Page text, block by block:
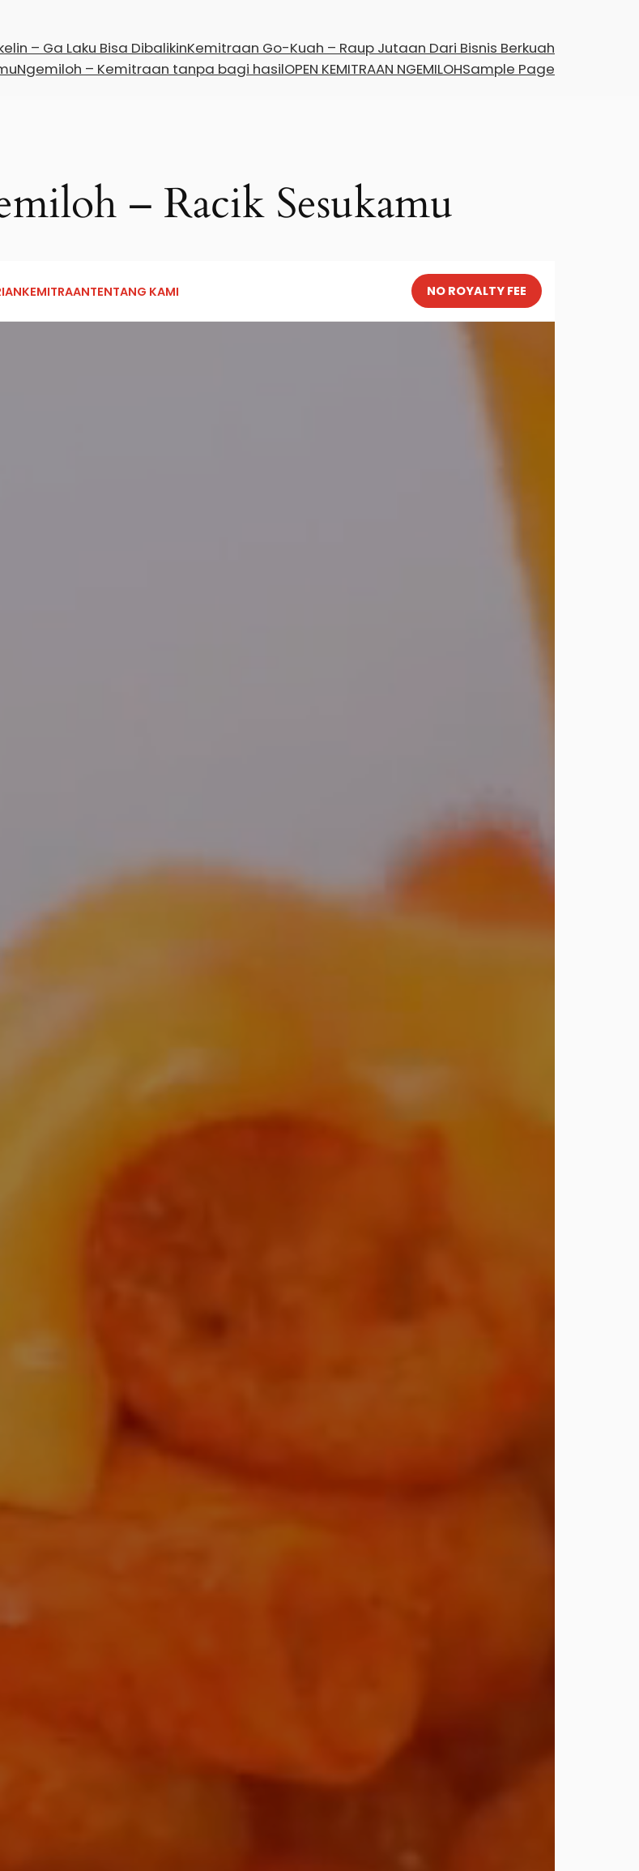
– Ga Laku Bisa DibalikinKemitraan Go-Kuah – Raup Jutaan Dari Bisnis Berkuah
Ngemiloh – Kemitraan tanpa bagi hasilOPEN KEMITRAAN NGEMILOHSample Page
– Racik Sesukamu
KEMITRAANTENTANG KAMI NO ROYALTY FEE